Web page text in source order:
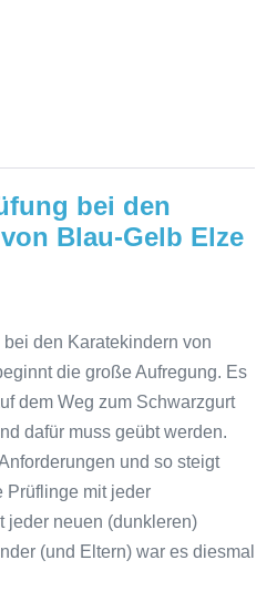
bei den
Blau-Gelb Elze
den Karatekindern von
die große Aufregung. Es
dem Weg zum Schwarzgurt
dafür muss geübt werden.
und so steigt
Prüflinge mit jeder
jeder neuen (dunkleren)
(und Eltern) war es diesmal